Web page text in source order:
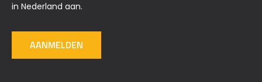
in Nederland aan.
AANMELDEN